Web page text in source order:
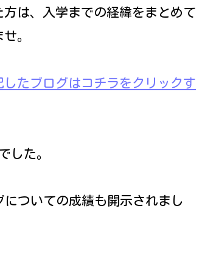
は、入学までの経緯をまとめて
。
たブログはコチラをクリックす
した。
ついての成績も開示されまし